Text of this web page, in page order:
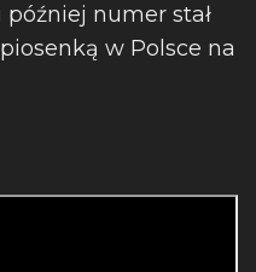
numer stał
w Polsce na